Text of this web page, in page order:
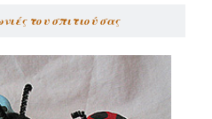
του σπιτιού σας